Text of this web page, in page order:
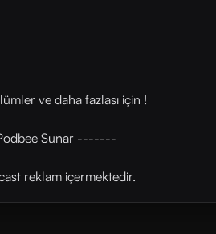
ve daha fazlası için !
Sunar -------
reklam içermektedir.